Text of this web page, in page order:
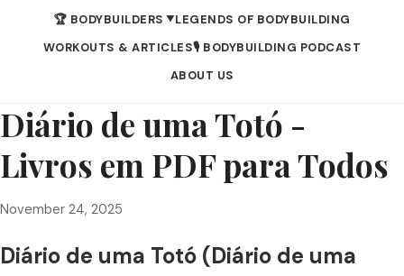
🏆 BODYBUILDERS ▼LEGENDS OF BODYBUILDING
WORKOUTS & ARTICLES🎙️ BODYBUILDING PODCAST
ABOUT US
Diário de uma Totó -
Livros em PDF para Todos
November 24, 2025
Diário de uma Totó (Diário de uma